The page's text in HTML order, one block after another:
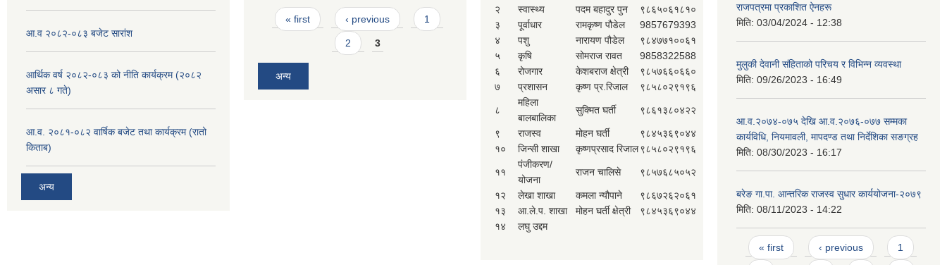
आ.व २०८२-०८३ बजेट सारांश
आर्थिक वर्ष २०८२-०८३ को नीति कार्यक्रम (२०८२
असार ८ गते)
आ.व. २०८१-०८२ वार्षिक बजेट तथा कार्यक्रम (रातो
किताब)
अन्य
Pages
« first ‹ previous 1
2 3
अन्य
२
स्वास्थ्य पदम बहादुर पुन
९८६५०६१८१०
३
पूर्वाधार रामकृष्ण पौडेल
9857679393
४
पशु नारायण पौडेल
९८४७७१००६१
५
कृषि सोमराज रावत
9858322588
६
रोजगार केशबराज क्षेत्री
९८५७६६०६६०
७
प्रशासन कृष्ण प्र.रिजाल ९८५८०२९१९६
८
महिला
बालबालिका
सुक्मित घर्ती ९८६१३८०४२२
९ राजस्व मोहन घर्ती
९८४५३६९०४४
१०
जिन्सी शाखा कृष्णप्रसाद रिजाल९८५८०२९१९६
११
पंजीकरण/
योजना
राजन चालिसे ९८५७६८५०५२
१२ लेखा शाखा कमला न्यौपाने
९८६७२६२०६१
१३
आ.ले.प. शाखा मोहन घर्ती क्षेत्री
९८४५३६९०४४
१४
लघु उद्दम
राजपत्रमा प्रकाशित ऐनहरू
मिति: 03/04/2024 - 12:38
मुलुकी देवानी संहिताको परिचय र विभिन्न व्यवस्था
मिति: 09/26/2023 - 16:49
आ.व.२०७४-०७५ देखि आ.व.२०७६-०७७ सम्मका
कार्यविधि, नियमावली, मापदण्ड तथा निर्देशिका सङग्रह
मिति: 08/30/2023 - 16:17
बरेङ गा.पा. आन्तरिक राजस्व सुधार कार्ययोजना-२०७९
मिति: 08/11/2023 - 14:22
Pages
« first ‹ previous 1